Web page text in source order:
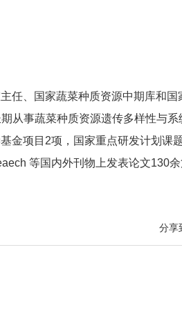
任、国家蔬菜种质资源中期库和国
从事蔬菜种质资源遗传多样性与系
金项目2项，国家重点研发计划课
等国内外刊物上发表论文130
分享